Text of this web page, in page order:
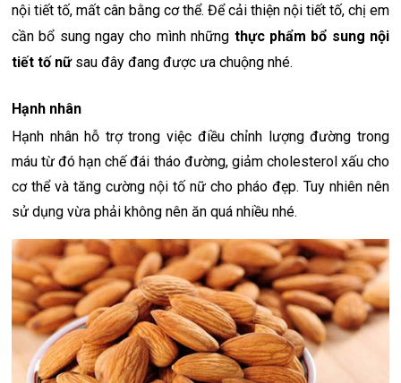
nội tiết tố, mất cân bằng cơ thể. Để cải thiện nội tiết tố, chị em
cần bổ sung ngay cho mình những thực phẩm bổ sung nội
tiết tố nữsau đây đang được ưa chuộng nhé.
Hạnh nhân
Hạnh nhân hỗ trợ trong việc điều chỉnh lượng đường trong
máu từ đó hạn chế đái tháo đường, giảm cholesterol xấu cho
cơ thể và tăng cường nội tố nữ cho pháo đẹp. Tuy nhiên nên
sử dụng vừa phải không nên ăn quá nhiều nhé.